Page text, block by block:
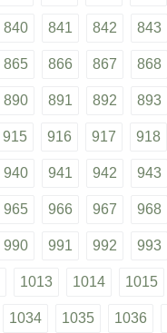
840 841 842 843
865 866 867 868
890 891 892 893
915 916 917 918
940 941 942 943
965 966 967 968
990 991 992 993
1013 1014 1015
1034 1035 1036